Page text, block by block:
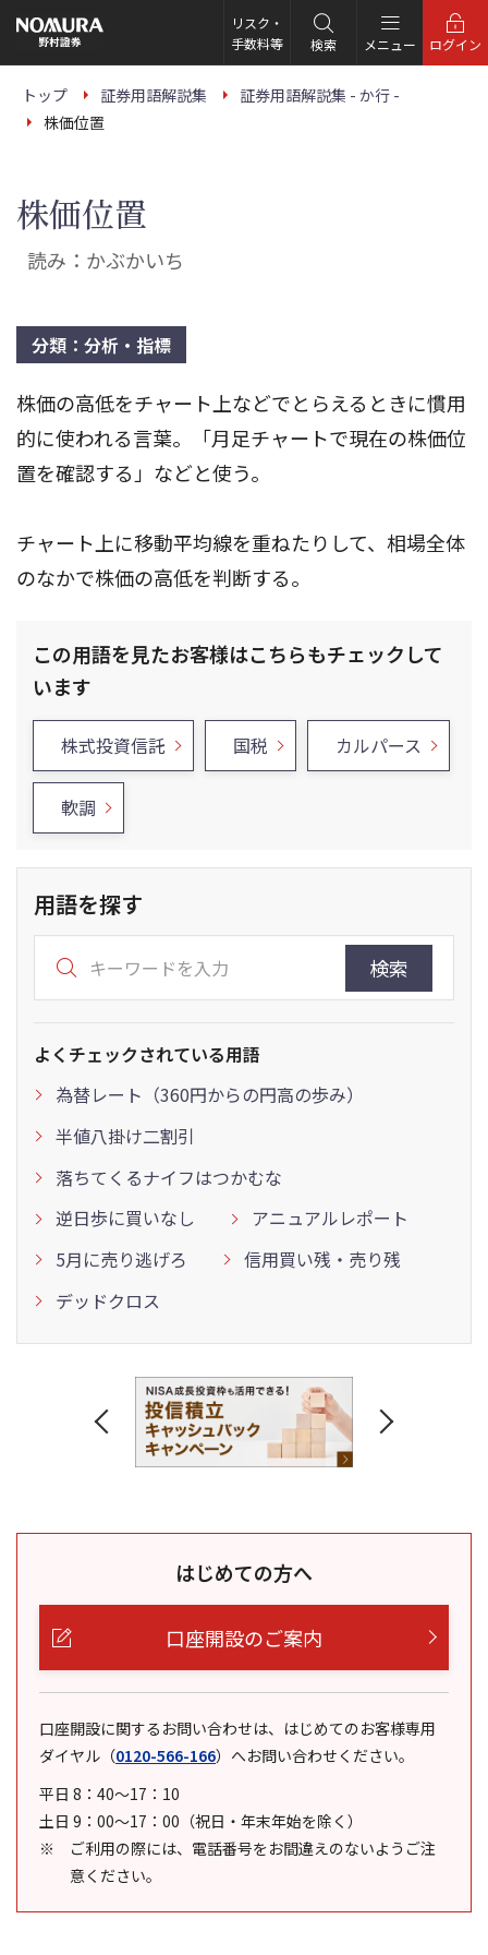
の
ー
リスク・
手数料等
検索 メニュー ログイン
トップ 証券用語解説集
証券用語解説集 - か行 -
株価位置
株価位置
読み：かぶかいち
分類：分析・指標
株価の高低をチャート上などでとらえるときに慣用
的に使われる言葉。「月足チャートで現在の株価位
置を確認する」などと使う。
チャート上に移動平均線を重ねたりして、相場全体
のなかで株価の高低を判断する。
この用語を見たお客様はこちらもチェックして
います
株式投資信託 国税 カルパース
軟調
用語を探す
検索
よくチェックされている用語
為替レート（360円からの円高の歩み）
半値八掛け二割引
落ちてくるナイフはつかむな
逆日歩に買いなし
アニュアルレポート
5月に売り逃げろ
信用買い残・売り残
デッドクロス
はじめての方へ
口座開設のご案内
口座開設に関するお問い合わせは、はじめてのお客様専用
ダイヤル （0120-566-166） へお問い合わせください。
平日 8：40～17：10
土日 9：00～17：00（祝日・年末年始を除く）
ご利用の際には、電話番号をお間違えのないようご注
意ください。